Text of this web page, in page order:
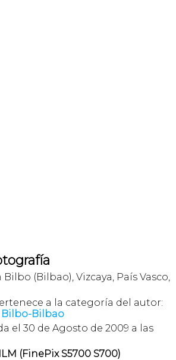
(Bilbao), Vizcaya, País Vasco,
a la categoría del autor:
Bilbo-Bilbao
el 30 de Agosto de 2009 a las
(FinePix S5700 S700)